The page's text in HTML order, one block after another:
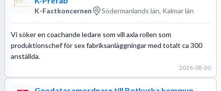
K-Fastkoncernen Södermanlands län, Kalmar län
Vi söker en coachande ledare som vill axla rollen som
produktionschef för sex fabriksanläggningar med totalt ca 300
anställda.
2026-08-30